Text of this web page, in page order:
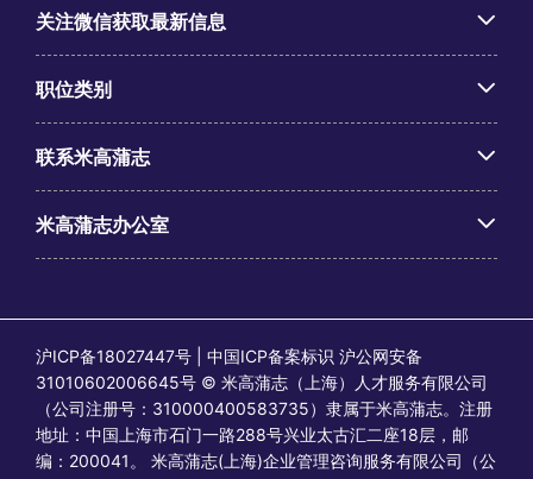
关注微信获取最新信息
职位类别
联系米高蒲志
米高蒲志办公室
沪ICP备18027447号 | 中国ICP备案标识 沪公网安备
31010602006645号 © 米高蒲志（上海）人才服务有限公司
（公司注册号：310000400583735）隶属于米高蒲志。注册
地址：中国上海市石门一路288号兴业太古汇二座18层，邮
编：200041。 米高蒲志(上海)企业管理咨询服务有限公司（公